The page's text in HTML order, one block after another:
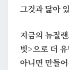
그것과 닮아
지금의 뉴질
빗>으로 더
아니면 만들